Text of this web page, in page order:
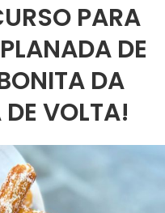
PARA
DE
DA
VOLTA!